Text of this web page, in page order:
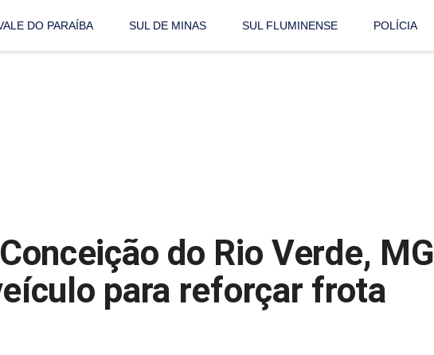
DO PARAÍBA SUL DE MINAS SUL FLUMINENSE POLÍCIA
do Rio Verde, MG
para reforçar frota